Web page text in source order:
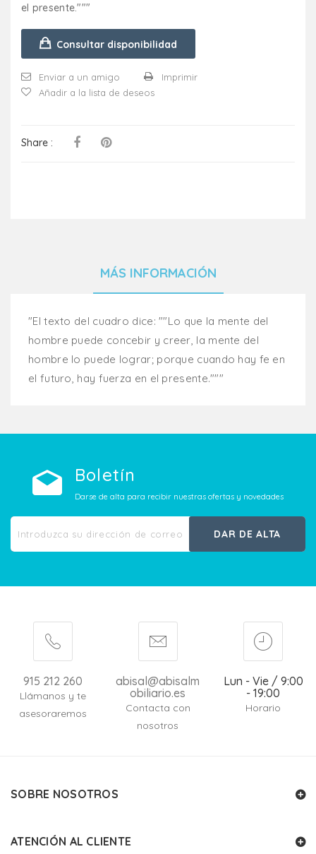
el presente."""
Consultar disponibilidad
Enviar a un amigo
Imprimir
Añadir a la lista de deseos
Share :
MÁS INFORMACIÓN
"El texto del cuadro dice: ""Lo que la mente del
hombre puede concebir y creer, la mente del
hombre lo puede lograr; porque cuando hay fe en
el futuro, hay fuerza en el presente."""
Boletín
Darse de alta para recibir nuestras ofertas y novedades
DAR DE ALTA
915 212 260
Llámanos y te
asesoraremos
abisal@abisalm
obiliario.es
Contacta con
nosotros
Lun - Vie / 9:00
- 19:00
Horario
SOBRE NOSOTROS
ATENCIÓN AL CLIENTE